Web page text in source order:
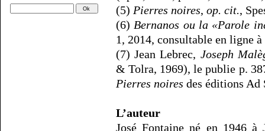
(5) Pierres noires, op. cit.,
(6) Bernanos ou la «Parole
1, 2014, consultable en ligne à
(7) Jean Lebrec, Joseph
& Tolra, 1969), le publie p.
Pierres noires des éditions Ad
L’auteur
José Fontaine né en 1946 à